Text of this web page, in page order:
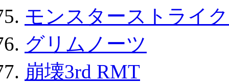
モンスターストライ
グリムノーツ
崩壊3rd RMT